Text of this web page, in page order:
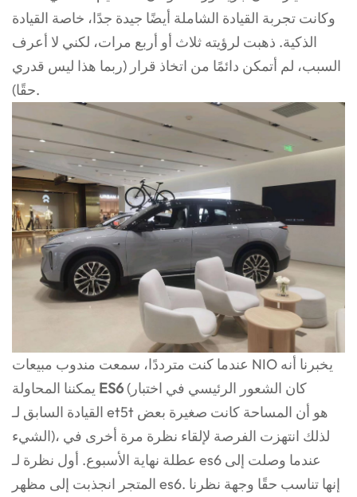
وكانت تجربة القيادة الشاملة أيضًا جيدة جدًا، خاصة القيادة
الذكية. ذهبت لرؤيته ثلاث أو أربع مرات، لكني لا أعرف
السبب، لم أتمكن دائمًا من اتخاذ قرار (ربما هذا ليس قدري
حقًا).
عندما كنت مترددًا، سمعت مندوب مبيعات NIO يخبرنا أنه
ES6(كان الشعور الرئيسي في اختبار
القيادة السابق لـ et5t هو أن المساحة كانت صغيرة بعض
الشيء)، لذلك انتهزت الفرصة لإلقاء نظرة مرة أخرى في
عطلة نهاية الأسبوع. أول نظرة لـ es6 عندما وصلت إلى
المتجر انجذبت إلى مظهر es6. إنها تناسب حقًا وجهة نظرنا